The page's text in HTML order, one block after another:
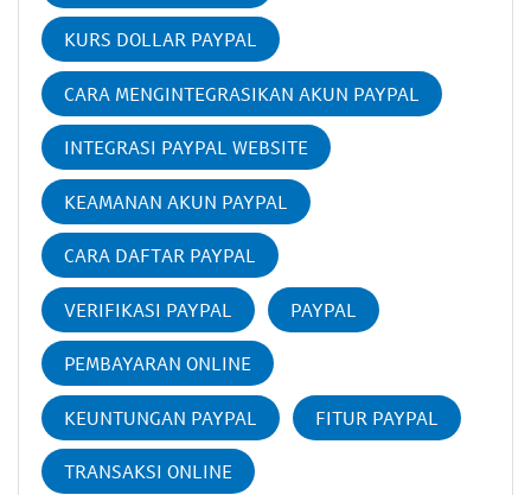
KURS DOLLAR PAYPAL
CARA MENGINTEGRASIKAN AKUN PAYPAL
INTEGRASI PAYPAL WEBSITE
KEAMANAN AKUN PAYPAL
CARA DAFTAR PAYPAL
VERIFIKASI PAYPAL PAYPAL
PEMBAYARAN ONLINE
KEUNTUNGAN PAYPAL FITUR PAYPAL
TRANSAKSI ONLINE